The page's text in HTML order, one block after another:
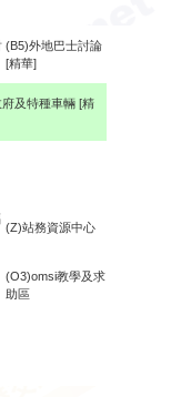
(B5)外地巴士討論
[精華]
及特種車輛 [精
(Z)站務資源中心
(O3)omsi教學及求
助區